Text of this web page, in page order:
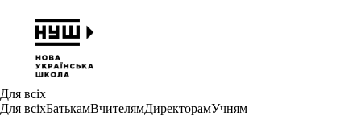
Для всіх
Для всіхБатькамВчителямДиректорамУчням